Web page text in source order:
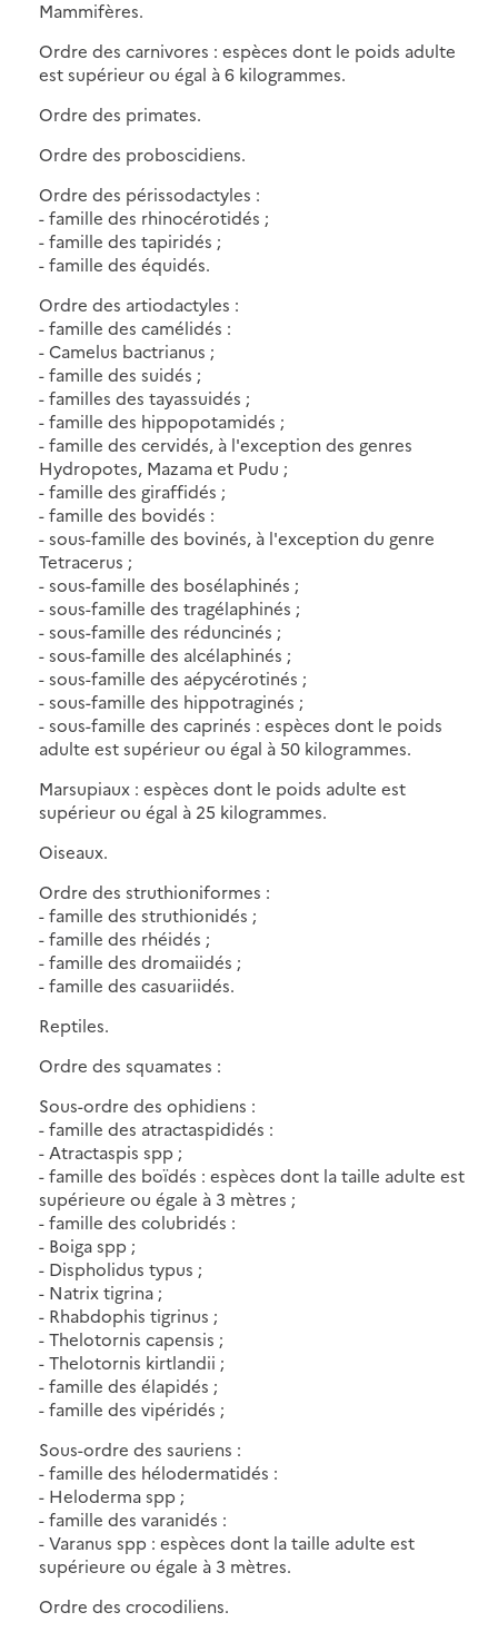
Mammifères.
Ordre des carnivores : espèces dont le poids adulte
est supérieur ou égal à 6 kilogrammes.
Ordre des primates.
Ordre des proboscidiens.
Ordre des périssodactyles :
- famille des rhinocérotidés ;
- famille des tapiridés ;
- famille des équidés.
Ordre des artiodactyles :
- famille des camélidés :
- Camelus bactrianus ;
- famille des suidés ;
- familles des tayassuidés ;
- famille des hippopotamidés ;
- famille des cervidés, à l'exception des genres
Hydropotes, Mazama et Pudu ;
- famille des giraffidés ;
- famille des bovidés :
- sous-famille des bovinés, à l'exception du genre
Tetracerus ;
- sous-famille des bosélaphinés ;
- sous-famille des tragélaphinés ;
- sous-famille des réduncinés ;
- sous-famille des alcélaphinés ;
- sous-famille des aépycérotinés ;
- sous-famille des hippotraginés ;
- sous-famille des caprinés : espèces dont le poids
adulte est supérieur ou égal à 50 kilogrammes.
Marsupiaux : espèces dont le poids adulte est
supérieur ou égal à 25 kilogrammes.
Oiseaux.
Ordre des struthioniformes :
- famille des struthionidés ;
- famille des rhéidés ;
- famille des dromaiidés ;
- famille des casuariidés.
Reptiles.
Ordre des squamates :
Sous-ordre des ophidiens :
- famille des atractaspididés :
- Atractaspis spp ;
- famille des boïdés : espèces dont la taille adulte est
supérieure ou égale à 3 mètres ;
- famille des colubridés :
- Boiga spp ;
- Dispholidus typus ;
- Natrix tigrina ;
- Rhabdophis tigrinus ;
- Thelotornis capensis ;
- Thelotornis kirtlandii ;
- famille des élapidés ;
- famille des vipéridés ;
Sous-ordre des sauriens :
- famille des hélodermatidés :
- Heloderma spp ;
- famille des varanidés :
- Varanus spp : espèces dont la taille adulte est
supérieure ou égale à 3 mètres.
Ordre des crocodiliens.